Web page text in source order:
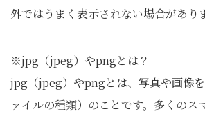
外ではうまく表示されない場合があり
※jpg（jpeg）やpngとは？
jpg（jpeg）やpngとは、写真や画像
ァイルの種類）のことです。多くのス